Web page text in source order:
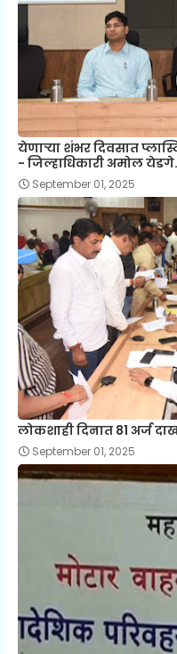
येणाऱ्या शंभर दिवसात
- जिल्हाधिकारी अमोल
September 01, 2025
लोकशाही दिनात 81 अर्ज
September 01, 2025